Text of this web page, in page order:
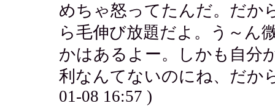
めちゃ怒ってたんだ。だか
ら毛伸び放題だよ。う～ん
かはあるよー。しかも自分
利なんてないのにね、だか
01-08 16:57 )